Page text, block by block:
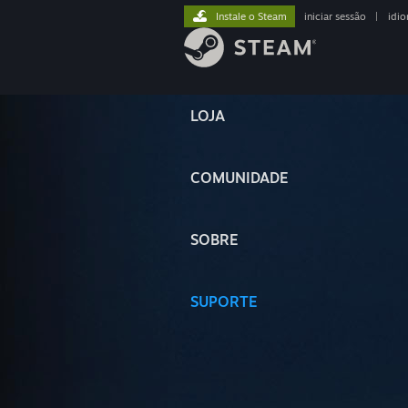
LOJA
COMUNIDADE
SOBRE
SUPORTE
Instale o Steam iniciar sessão